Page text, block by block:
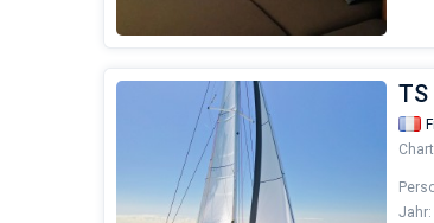
TS
Jahr: